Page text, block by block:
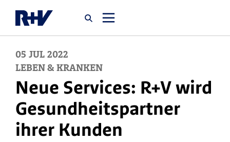
Startseite
Newsroom
Über uns
05 JUL 2022
LEBEN & KRANKEN
Neue Services: R+V wird
Gesundheitspartner
ihrer Kunden